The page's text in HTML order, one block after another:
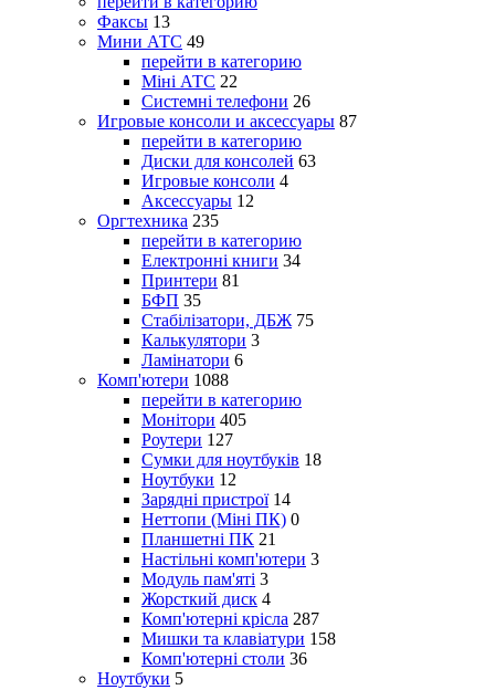
Факсы 13
Мини АТС 49
перейти в категорию
Міні АТС 22
Системні телефони 26
Игровые консоли и аксессуары 87
перейти в категорию
Диски для консолей 63
Игровые консоли 4
Аксессуары 12
Оргтехника 235
перейти в категорию
Електронні книги 34
Принтери 81
БФП 35
Стабілізатори, ДБЖ 75
Калькулятори 3
Ламінатори 6
Комп'ютери 1088
перейти в категорию
Монітори 405
Роутери 127
Сумки для ноутбуків 18
Ноутбуки 12
Зарядні пристрої 14
Неттопи (Міні ПК) 0
Планшетні ПК 21
Настільні комп'ютери 3
Модуль пам'яті 3
Жорсткий диск 4
Комп'ютерні крісла 287
Мишки та клавіатури 158
Комп'ютерні столи 36
Ноутбуки 5